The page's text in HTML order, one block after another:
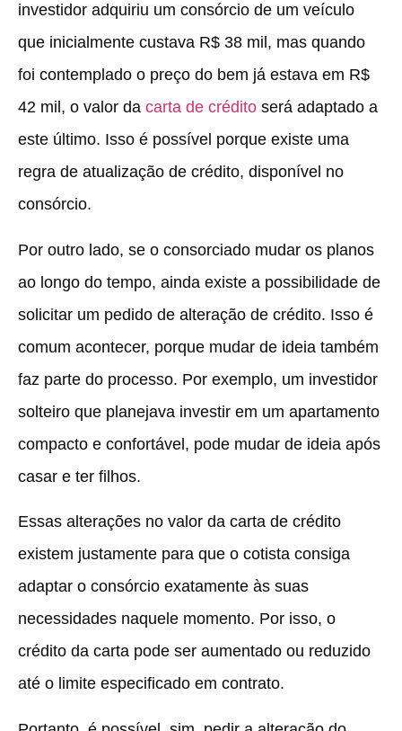
investidor adquiriu um consórcio de um veículo
que inicialmente custava R$ 38 mil, mas quando
foi contemplado o preço do bem já estava em R$
42 mil, o valor da carta de crédito será adaptado a
este último. Isso é possível porque existe uma
regra de atualização de crédito, disponível no
consórcio.
Por outro lado, se o consorciado mudar os planos
ao longo do tempo, ainda existe a possibilidade de
solicitar um pedido de alteração de crédito. Isso é
comum acontecer, porque mudar de ideia também
faz parte do processo. Por exemplo, um investidor
solteiro que planejava investir em um apartamento
compacto e confortável, pode mudar de ideia após
casar e ter filhos.
Essas alterações no valor da carta de crédito
existem justamente para que o cotista consiga
adaptar o consórcio exatamente às suas
necessidades naquele momento. Por isso, o
crédito da carta pode ser aumentado ou reduzido
até o limite especificado em contrato.